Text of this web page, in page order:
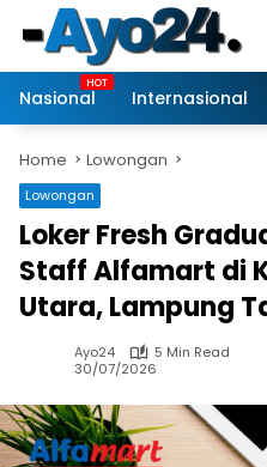
content
Nasional
Internasional
Home Lowongan
Lowongan
Loker Fresh
Staff Alfamart di
Utara, Lampung
Ayo24
5 Min Read
30/07/2026